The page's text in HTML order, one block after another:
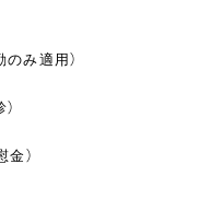
み適用）
）